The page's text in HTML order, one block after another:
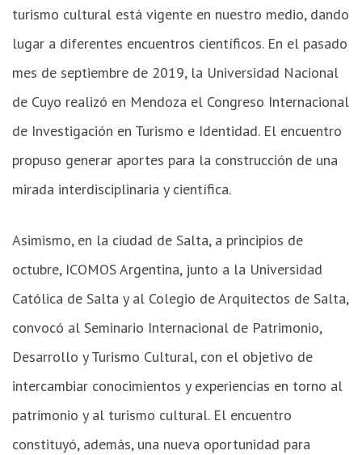
turismo cultural está vigente en nuestro medio, dando
lugar a diferentes encuentros científicos. En el pasado
mes de septiembre de 2019, la Universidad Nacional
de Cuyo realizó en Mendoza el Congreso Internacional
de Investigación en Turismo e Identidad. El encuentro
propuso generar aportes para la construcción de una
mirada interdisciplinaria y científica.
Asimismo, en la ciudad de Salta, a principios de
octubre, ICOMOS Argentina, junto a la Universidad
Católica de Salta y al Colegio de Arquitectos de Salta,
convocó al Seminario Internacional de Patrimonio,
Desarrollo y Turismo Cultural, con el objetivo de
intercambiar conocimientos y experiencias en torno al
patrimonio y al turismo cultural. El encuentro
constituyó, además, una nueva oportunidad para